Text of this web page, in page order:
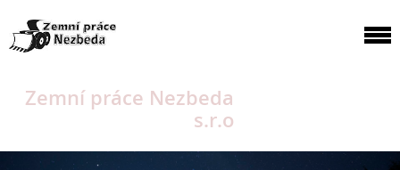
Zemní práce Nezbeda
s.r.o